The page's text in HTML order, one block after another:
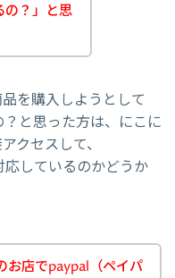
の？」と思
を購入しようとして
と思った方は、にこに
クセスして、
しているのかどうか
お店でpaypal（ペイパ